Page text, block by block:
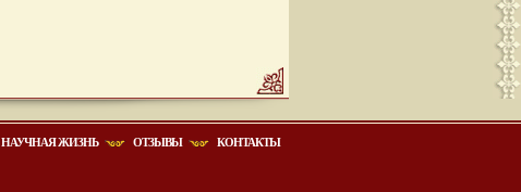
НАУЧНАЯ ЖИЗНЬ ОТЗЫВЫ КОНТАКТЫ